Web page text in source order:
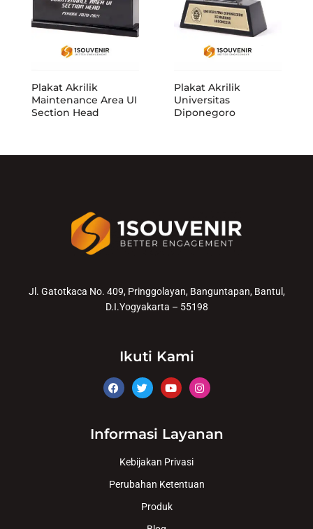
Plakat Akrilik
Maintenance Area UI
Section Head
Plakat Akrilik
Universitas
Diponegoro
Jl. Gatotkaca No. 409, Pringgolayan, Banguntapan, Bantul,
D.I.Yogyakarta – 55198
Ikuti Kami
Informasi Layanan
Kebijakan Privasi
Perubahan Ketentuan
Produk